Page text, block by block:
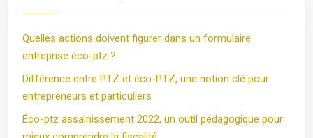
Quelles actions doivent figurer dans un formulaire
entreprise éco-ptz ?
Différence entre PTZ et éco-PTZ, une notion clé pour
entrepreneurs et particuliers
Éco-ptz assainissement 2022, un outil pédagogique pour